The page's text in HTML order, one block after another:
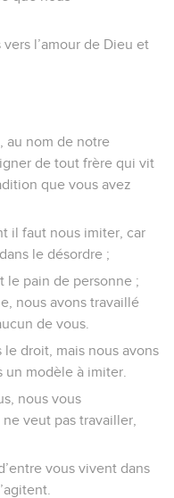
l’amour de Dieu et
au nom de notre
de tout frère qui vit
que vous avez
il faut nous imiter, car
le désordre ;
le pain de personne ;
nous avons travaillé
de vous.
le droit, mais nous avons
modèle à imiter.
nous vous
veut pas travailler,
vous vivent dans